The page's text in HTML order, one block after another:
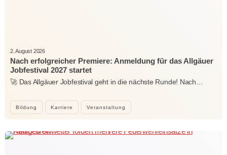
Bildung Karriere Veranstaltung
2. August 2026
Nach erfolgreicher Premiere: Anmeldung für das Allgäuer
Jobfestival 2027 startet
🚀 Das Allgäuer Jobfestival geht in die nächste Runde! Nach…